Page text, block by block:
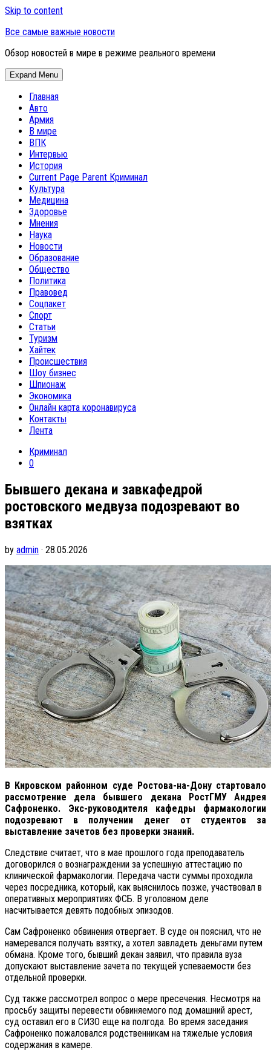
Skip to content
Все самые важные новости
Обзор новостей в мире в режиме реального времени
Expand Menu
Главная
Авто
Армия
В мире
ВПК
Интервью
История
Current Page Parent Криминал
Культура
Медицина
Здоровье
Мнения
Наука
Новости
Образование
Общество
Политика
Правовед
Соцпакет
Спорт
Статьи
Туризм
Хайтек
Происшествия
Шоу бизнес
Шпионаж
Экономика
Онлайн карта коронавируса
Контакты
Лента
Криминал
0
Бывшего декана и завкафедрой
ростовского медвуза подозревают во
взятках
by admin · 28.05.2026
В Кировском районном суде Ростова-на-Дону стартовало
рассмотрение дела бывшего декана РостГМУ Андрея
Сафроненко. Экс-руководителя кафедры фармакологии
подозревают в получении денег от студентов за
выставление зачетов без проверки знаний.
Следствие считает, что в мае прошлого года преподаватель
договорился о вознаграждении за успешную аттестацию по
клинической фармакологии. Передача части суммы проходила
через посредника, который, как выяснилось позже, участвовал в
оперативных мероприятиях ФСБ. В уголовном деле
насчитывается девять подобных эпизодов.
Сам Сафроненко обвинения отвергает. В суде он пояснил, что не
намеревался получать взятку, а хотел завладеть деньгами путем
обмана. Кроме того, бывший декан заявил, что правила вуза
допускают выставление зачета по текущей успеваемости без
отдельной проверки.
Суд также рассмотрел вопрос о мере пресечения. Несмотря на
просьбу защиты перевести обвиняемого под домашний арест,
суд оставил его в СИЗО еще на полгода. Во время заседания
Сафроненко пожаловался родственникам на тяжелые условия
содержания в камере.